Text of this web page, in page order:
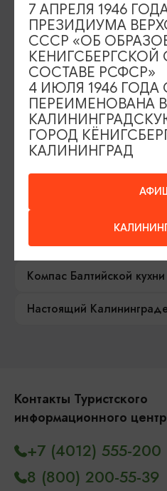
ИЩИТЕ ТАКЖЕ НА
Серебряное ожерелье
Туры и экскурсии
Сувениры
Гостевая
Гиды и экскурсоводы
Достопримечательности
Рестораны
Гостиницы
Компас Балтийской кухни
Настоящий
Контакты Туристского
информационного
+7 (4012) 555-200
8 (800) 200-55-39
7 АПРЕЛЯ 1946
ПРЕЗИДИУМА
СССР «ОБ
КЕНИГСБЕРГСКОЙ
СОСТАВЕ РСФСР»
4 ИЮЛЯ 1946
ПЕРЕИМЕНОВАНА В
ГОРОД
КАЛИНИНГРАД